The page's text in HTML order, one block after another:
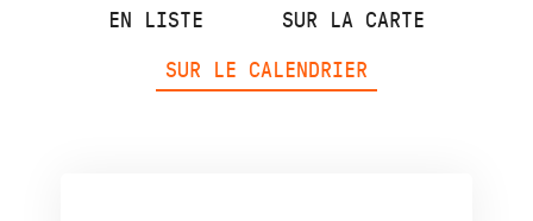
EN LISTE
SUR LA CARTE
SUR LE CALENDRIER